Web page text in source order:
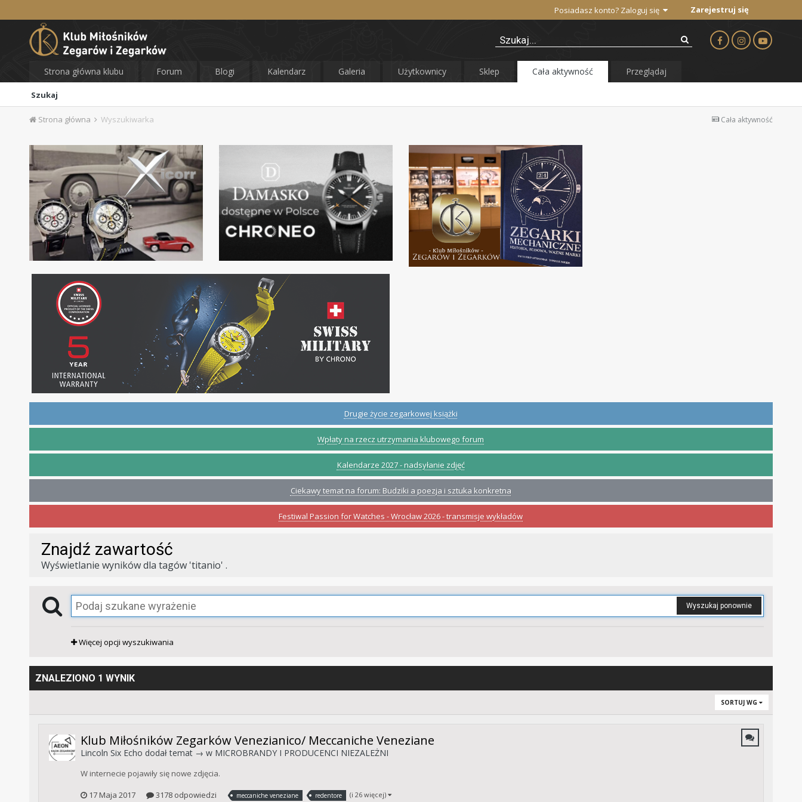
Posiadasz konto? Zaloguj się Zarejestruj się
Strona główna klubu Forum Blogi Kalendarz Galeria Użytkownicy Sklep Cała aktywność
Szukaj
Przeglądaj
Cała aktywność
Strona główna Wyszukiwarka
Drugie życie zegarkowej książki
Wpłaty na rzecz utrzymania klubowego forum
Kalendarze 2027 - nadsyłanie zdjęć
Ciekawy temat na forum: Budziki a poezja i sztuka konkretna
Festiwal Passion for Watches - Wrocław 2026 - transmisje wykładów
Znajdź zawartość
Wyświetlanie wyników dla tagów 'titanio' .
Wyszukaj ponownie
Więcej opcji wyszukiwania
ZNALEZIONO 1 WYNIK
SORTUJ WG
Klub Miłośników Zegarków Venezianico/ Meccaniche Veneziane
Lincoln Six Echo dodał temat → w MICROBRANDY I PRODUCENCI NIEZALEŻNI
W internecie pojawiły się nowe zdjęcia.
17 Maja 2017
3178 odpowiedzi meccaniche veneziane redentore (i 26 więcej)